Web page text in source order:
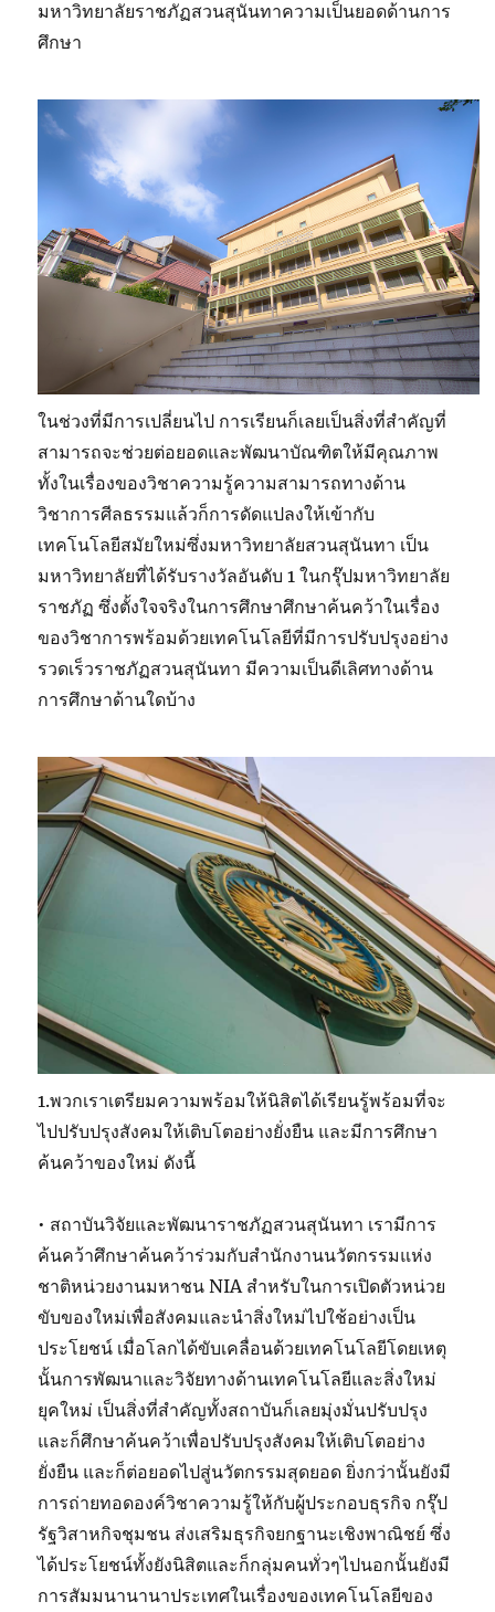
มหาวิทยาลัยราชภัฏสวนสุนันทาความเป็นยอดด้านการ
ศึกษา
ในช่วงที่มีการเปลี่ยนไป การเรียนก็เลยเป็นสิ่งที่สำคัญที่
สามารถจะช่วยต่อยอดและพัฒนาบัณฑิตให้มีคุณภาพ
ทั้งในเรื่องของวิชาความรู้ความสามารถทางด้าน
วิชาการศีลธรรมแล้วก็การดัดแปลงให้เข้ากับ
เทคโนโลยีสมัยใหม่ซึ่งมหาวิทยาลัยสวนสุนันทา เป็น
มหาวิทยาลัยที่ได้รับรางวัลอันดับ 1 ในกรุ๊ปมหาวิทยาลัย
ราชภัฏ ซึ่งตั้งใจจริงในการศึกษาศึกษาค้นคว้าในเรื่อง
ของวิชาการพร้อมด้วยเทคโนโลยีที่มีการปรับปรุงอย่าง
รวดเร็วราชภัฏสวนสุนันทา มีความเป็นดีเลิศทางด้าน
การศึกษาด้านใดบ้าง
1.พวกเราเตรียมความพร้อมให้นิสิตได้เรียนรู้พร้อมที่จะ
ไปปรับปรุงสังคมให้เติบโตอย่างยั่งยืน และมีการศึกษา
ค้นคว้าของใหม่ ดังนี้
• สถาบันวิจัยและพัฒนาราชภัฏสวนสุนันทา เรามีการ
ค้นคว้าศึกษาค้นคว้าร่วมกับสำนักงานนวัตกรรมแห่ง
ชาติหน่วยงานมหาชน NIA สำหรับในการเปิดตัวหน่วย
ขับของใหม่เพื่อสังคมและนำสิ่งใหม่ไปใช้อย่างเป็น
ประโยชน์ เมื่อโลกได้ขับเคลื่อนด้วยเทคโนโลยีโดยเหตุ
นั้นการพัฒนาและวิจัยทางด้านเทคโนโลยีและสิ่งใหม่
ยุคใหม่ เป็นสิ่งที่สำคัญทั้งสถาบันก็เลยมุ่งมั่นปรับปรุง
และก็ศึกษาค้นคว้าเพื่อปรับปรุงสังคมให้เติบโตอย่าง
ยั่งยืน และก็ต่อยอดไปสู่นวัตกรรมสุดยอด ยิ่งกว่านั้นยังมี
การถ่ายทอดองค์วิชาความรู้ให้กับผู้ประกอบธุรกิจ กรุ๊ป
รัฐวิสาหกิจชุมชน ส่งเสริมธุรกิจยกฐานะเชิงพาณิชย์ ซึ่ง
ได้ประโยชน์ทั้งยังนิสิตและก็กลุ่มคนทั่วๆไปนอกนั้นยังมี
การสัมมนานานาประเทศในเรื่องของเทคโนโลยีของ